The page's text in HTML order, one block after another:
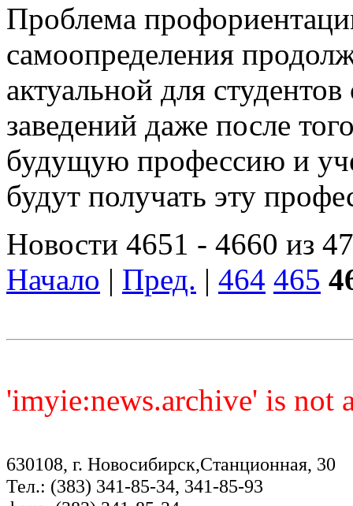
Проблема
самоопределения
актуальной для
заведений даже после
будущую профессию и
будут получать эту
Новости 4651 - 4660 из
Начало | Пред. | 464 465
'imyie:news.archive' is not
630108, г. Новосибирск,Станционная, 30
Тел.: (383) 341-85-34, 341-85-93